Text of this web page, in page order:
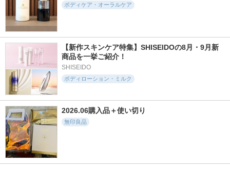
ボディケア・オーラルケア
【新作スキンケア特集】SHISEIDOの8月・9月新
商品を一挙ご紹介！
SHISEIDO
ボディローション・ミルク
2026.06購入品＋使い切り
無印良品